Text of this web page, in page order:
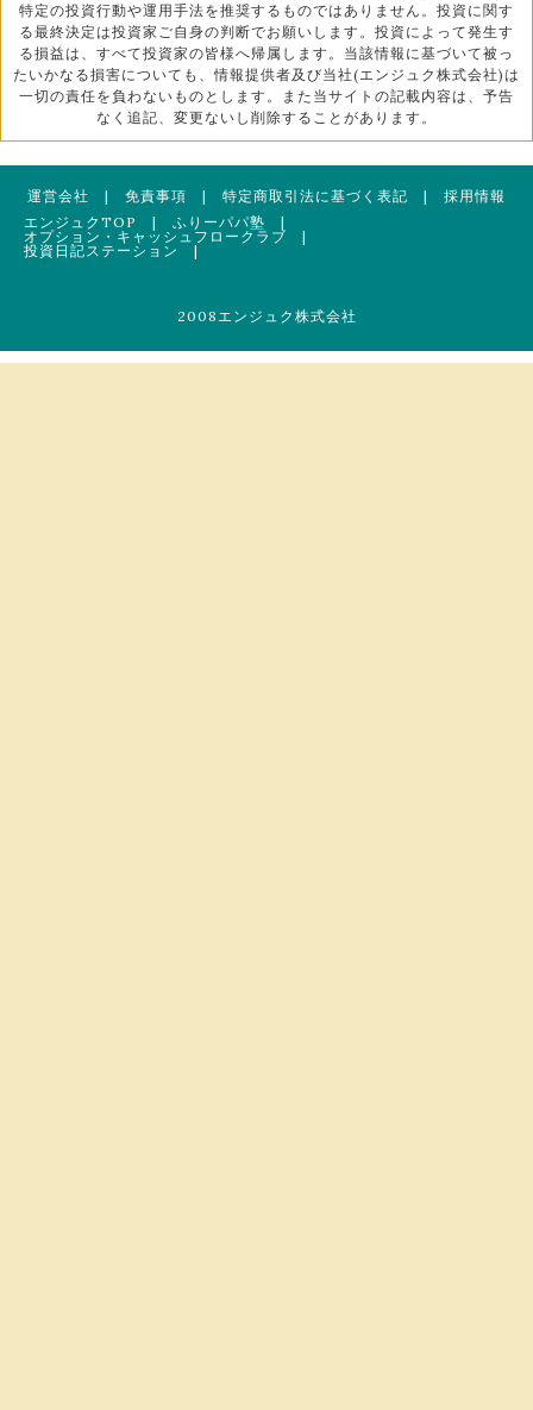
特定の投資行動や運用手法を推奨するものではありません。投資に関す
る最終決定は投資家ご自身の判断でお願いします。投資によって発生す
る損益は、すべて投資家の皆様へ帰属します。当該情報に基づいて被っ
たいかなる損害についても、情報提供者及び当社(エンジュク株式会社)は
一切の責任を負わないものとします。また当サイトの記載内容は、予告
なく追記、変更ないし削除することがあります。
運営会社 | 免責事項 | 特定商取引法に基づく表記 | 採用情報
エンジュクTOP
| ふりーパパ塾 |
オプション・キャッシュフロークラブ |
投資日記ステーション
|
2008エンジュク株式会社